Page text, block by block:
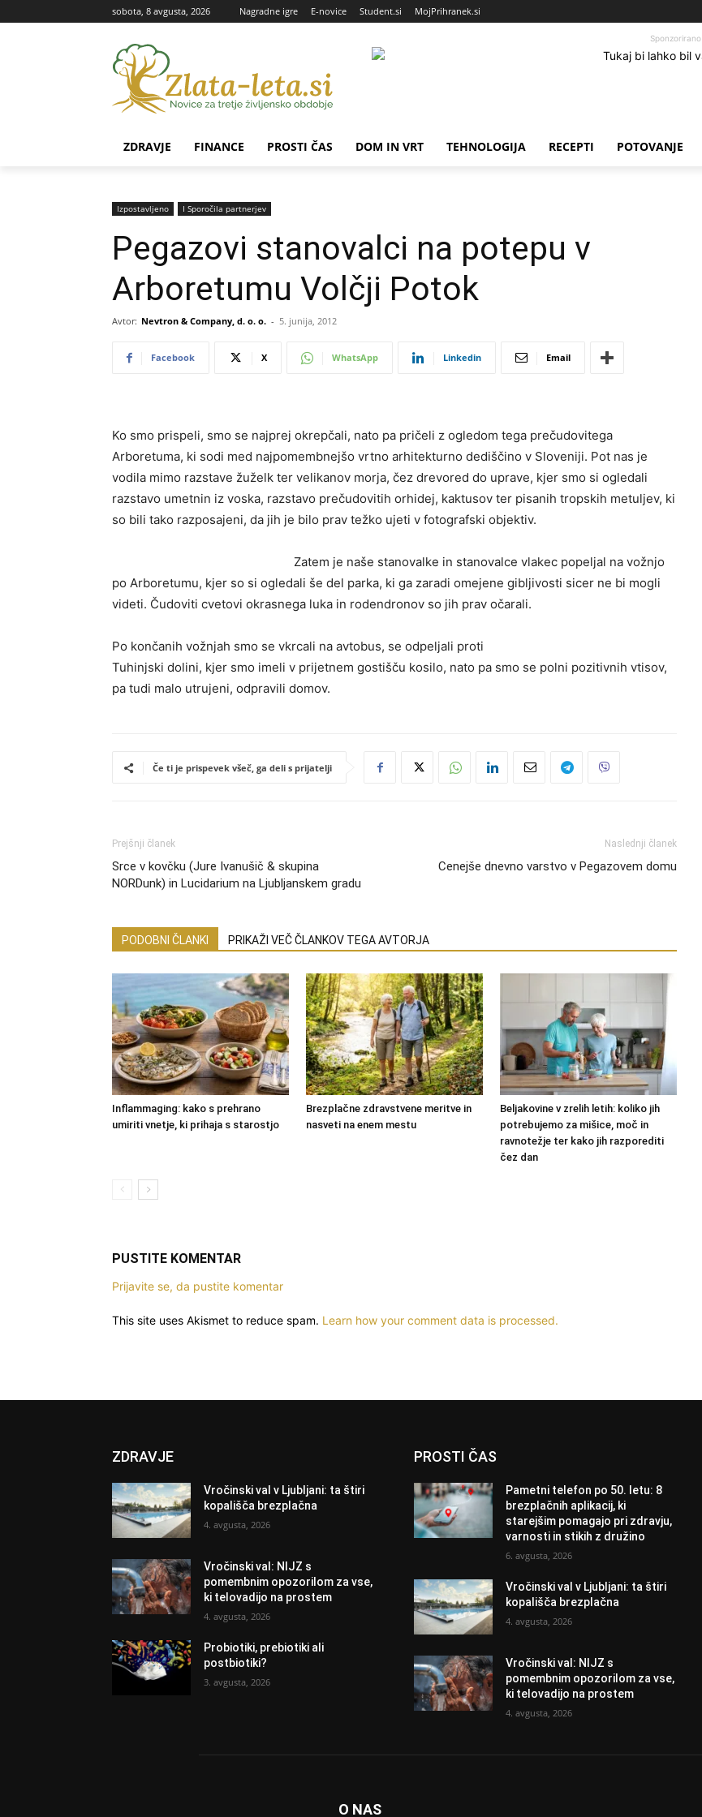
sobota, 8 avgusta, 2026 Nagradne igre E-novice Student.si MojPrihranek.si
Sponzorirano
ZDRAVJE FINANCE PROSTI ČAS DOM IN VRT TEHNOLOGIJA RECEPTI POTOVANJE
Izpostavljeno Ι Sporočila partnerjev
Pegazovi stanovalci na potepu v
Arboretumu Volčji Potok
Avtor: Nevtron & Company, d. o. o. - 5. junija, 2012
Facebook X WhatsApp Linkedin Email
Ko smo prispeli, smo se najprej okrepčali, nato pa pričeli z ogledom tega prečudovitega
Arboretuma, ki sodi med najpomembnejšo vrtno arhitekturno dediščino v Sloveniji. Pot nas je
vodila mimo razstave žuželk ter velikanov morja, čez drevored do uprave, kjer smo si ogledali
razstavo umetnin iz voska, razstavo prečudovitih orhidej, kaktusov ter pisanih tropskih metuljev, ki
so bili tako razposajeni, da jih je bilo prav težko ujeti v fotografski objektiv.
Zatem je naše stanovalke in stanovalce vlakec popeljal na vožnjo
po Arboretumu, kjer so si ogledali še del parka, ki ga zaradi omejene gibljivosti sicer ne bi mogli
videti. Čudoviti cvetovi okrasnega luka in rodendronov so jih prav očarali.
Po končanih vožnjah smo se vkrcali na avtobus, se odpeljali proti
Tuhinjski dolini, kjer smo imeli v prijetnem gostišču kosilo, nato pa smo se polni pozitivnih vtisov,
pa tudi malo utrujeni, odpravili domov.
Če ti je prispevek všeč, ga deli s prijatelji
Prejšnji članek
Srce v kovčku (Jure Ivanušič & skupina
NORDunk) in Lucidarium na Ljubljanskem gradu
Naslednji članek
Cenejše dnevno varstvo v Pegazovem domu
PODOBNI ČLANKI PRIKAŽI VEČ ČLANKOV TEGA AVTORJA
Inflammaging: kako s prehrano
umiriti vnetje, ki prihaja s starostjo
Brezplačne zdravstvene meritve in
nasveti na enem mestu
Beljakovine v zrelih letih: koliko jih
potrebujemo za mišice, moč in
ravnotežje ter kako jih razporediti
čez dan
PUSTITE KOMENTAR
Prijavite se, da pustite komentar
This site uses Akismet to reduce spam. Learn how your comment data is processed.
ZDRAVJE
Vročinski val v Ljubljani: ta štiri
kopališča brezplačna
4. avgusta, 2026
Vročinski val: NIJZ s
pomembnim opozorilom za vse,
ki telovadijo na prostem
4. avgusta, 2026
Probiotiki, prebiotiki ali
postbiotiki?
3. avgusta, 2026
PROSTI ČAS
Pametni telefon po 50. letu: 8
brezplačnih aplikacij, ki
starejšim pomagajo pri zdravju,
varnosti in stikih z družino
6. avgusta, 2026
Vročinski val v Ljubljani: ta štiri
kopališča brezplačna
4. avgusta, 2026
Vročinski val: NIJZ s
pomembnim opozorilom za vse,
ki telovadijo na prostem
4. avgusta, 2026
O NAS